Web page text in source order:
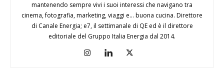
mantenendo sempre vivi i suoi interessi che navigano tra
cinema, fotografia, marketing, viaggi e... buona cucina. Direttore
di Canale Energia; e7, il settimanale di QE ed è il direttore
editoriale del Gruppo Italia Energia dal 2014.